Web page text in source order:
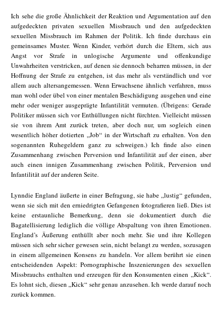
Ich sehe die große Ähnlichkeit der Reaktion und Argumentation auf den
aufgedeckten privaten sexuellen Missbrauch und den aufgedeckten
sexuellen Missbrauch im Rahmen der Politik. Ich finde durchaus ein
gemeinsames Muster. Wenn Kinder, verhört durch die Eltern, sich aus
Angst vor Strafe in unlogische Argumente und offenkundige
Unwahrheiten verstricken, auf denen sie dennoch beharren müssen, in der
Hoffnung der Strafe zu entgehen, ist das mehr als verständlich und vor
allem auch altersangemessen. Wenn Erwachsene ähnlich verfahren, muss
man wohl oder übel von einer mentalen Beschädigung ausgehen und eine
mehr oder weniger ausgeprägte Infantilität vermuten. (Übrigens: Gerade
Politiker müssen sich vor Enthüllungen nicht fürchten. Vielleicht müssen
sie von ihrem Amt zurück treten, aber doch nur, um sogleich einen
wesentlich höher dotierten „Job“ in der Wirtschaft zu erhalten. Von den
sogenannten Ruhegeldern ganz zu schweigen.) Ich finde also einen
Zusammenhang zwischen Perversion und Infantilität auf der einen, aber
auch einen innigen Zusammenhang zwischen Politik, Perversion und
Infantilität auf der anderen Seite.
Lynndie England äußerte in einer Befragung, sie habe „lustig“ gefunden,
wenn sie sich mit den erniedrigten Gefangenen fotografieren ließ. Dies ist
keine erstaunliche Bemerkung, denn sie dokumentiert durch die
Bagatellisierung lediglich die völlige Abspaltung von ihren Emotionen.
England’s Äußerung enthüllt aber noch mehr. Sie und ihre Kollegen
müssen sich sehr sicher gewesen sein, nicht belangt zu werden, sozusagen
in einem allgemeinen Konsens zu handeln. Vor allem berührt sie einen
entscheidenden Aspekt: Pornographische Inszenierungen des sexuellen
Missbrauchs enthalten und erzeugen für den Konsumenten einen „Kick“.
Es lohnt sich, diesen „Kick“ sehr genau anzusehen. Ich werde darauf noch
zurück kommen.